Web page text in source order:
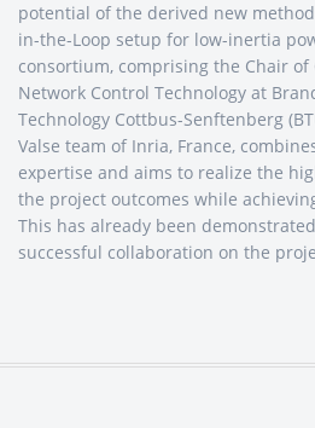
potential of the derived new
in-the-Loop setup for low-inertia
consortium, comprising the Chair of
Network Control Technology at
Technology Cottbus-Senftenberg
Valse team of Inria, France,
expertise and aims to realize the
the project outcomes while
This has already been
successful collaboration on the